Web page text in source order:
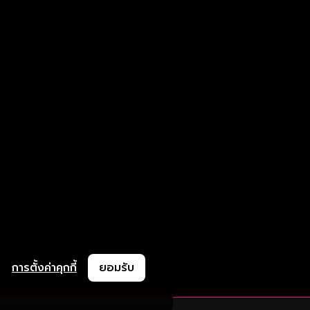
การตั้งค่าคุกกี้ ยอมรับ